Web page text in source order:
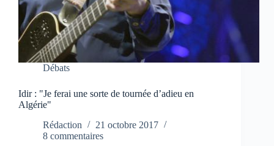
Débats
Idir : "Je ferai une sorte de tournée d’adieu en
Algérie"
Rédaction
21 octobre 2017
8 commentaires